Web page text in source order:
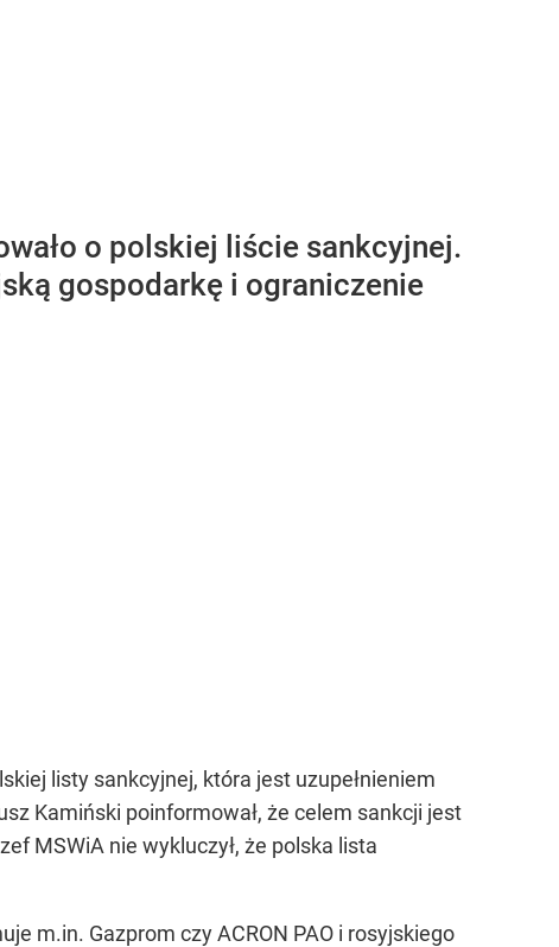
o polskiej liście sankcyjnej.
gospodarkę i ograniczenie
listy sankcyjnej, która jest uzupełnieniem
Kamiński poinformował, że celem sankcji jest
MSWiA nie wykluczył, że polska lista
m.in. Gazprom czy ACRON PAO i rosyjskiego